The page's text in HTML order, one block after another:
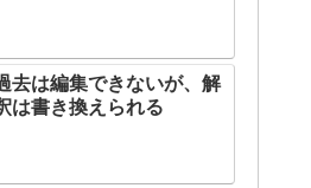
去は編集できないが、解
は書き換えられる